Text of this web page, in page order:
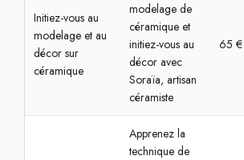
Initiez-vous au
modelage et au
décor sur
céramique
modelage de
céramique et
initiez-vous au
décor avec
Soraïa, artisan
céramiste
65 €
Apprenez la
technique de